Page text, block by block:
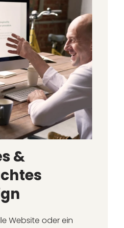
&
Website oder ein